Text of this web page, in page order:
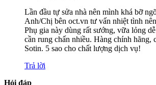
Lần đầu tự sửa nhà nên mình khá bỡ
Anh/Chị bên oct.vn tư vấn nhiệt tình
Phụ gia này dùng rất sướng, vữa lỏng
cần rung chấn nhiều. Hàng chính hãng,
Sotin. 5 sao cho chất lượng dịch vụ!
Trả lời
Hỏi đáp